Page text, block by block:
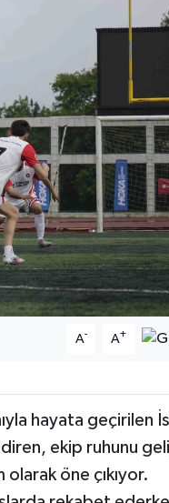
A- A+
hayata geçirilen
ekip ruhunu
öne çıkıyor.